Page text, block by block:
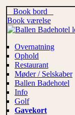
Book bord
Book værelse
Overnatning
Ophold
Restaurant
Møder / Selskaber
Ballen Badehotel
Info
Golf
Gavekort